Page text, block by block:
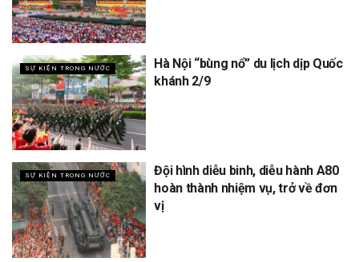
SỰ KIỆN TRONG NƯỚC
Hà Nội “bùng nổ” du lịch dịp Quốc
khánh 2/9
SỰ KIỆN TRONG NƯỚC
Đội hình diễu binh, diễu hành A80
hoàn thành nhiệm vụ, trở về đơn
vị